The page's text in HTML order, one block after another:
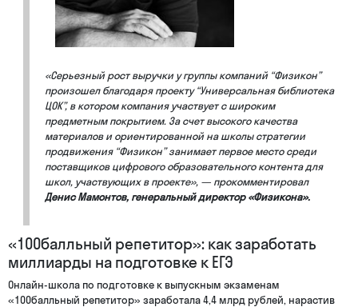
«Серьезный рост выручки у группы компаний “Физикон”
произошел благодаря проекту “Универсальная библиотека
ЦОК”, в котором компания участвует с широким
предметным покрытием. За счет высокого качества
материалов и ориентированной на школы стратегии
продвижения “Физикон” занимает первое место среди
поставщиков цифрового образовательного контента для
школ, участвующих в проекте», — прокомментировал
Денис Мамонтов, генеральный директор «Физикона».
«100балльный репетитор»: как заработать
миллиарды на подготовке к ЕГЭ
Онлайн-школа по подготовке к выпускным экзаменам
«100балльный репетитор» заработала 4,4 млрд рублей, нарастив